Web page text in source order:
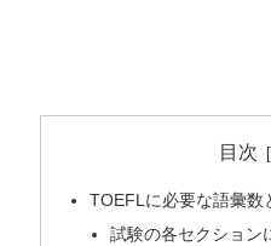
目次
TOEFLに必要な語彙数
試験の各セクション